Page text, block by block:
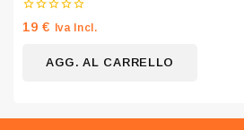
0
su
19€ Iva Incl.
AGG. AL CARRELLO